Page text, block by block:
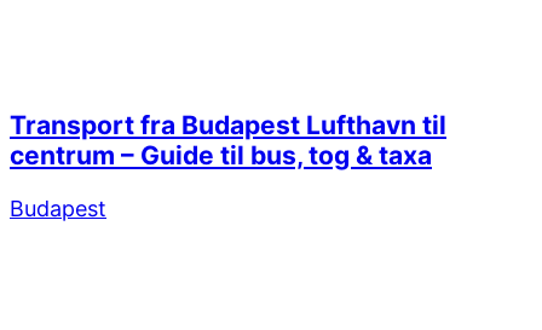
Transport fra Budapest Lufthavn til
centrum – Guide til bus, tog & taxa
Budapest